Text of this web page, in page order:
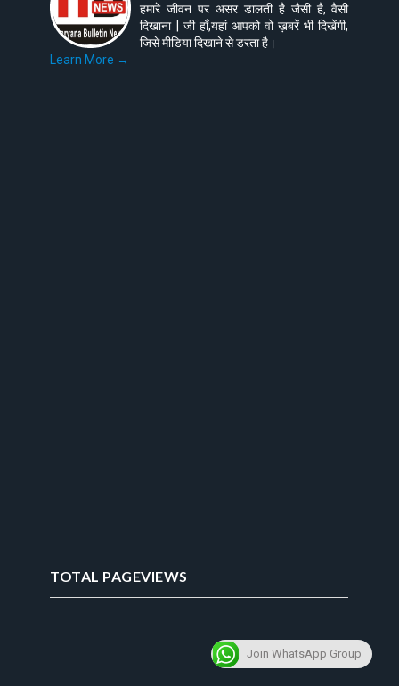
हमारे जीवन पर असर डालती है जैसी है, वैसी
दिखाना | जी हाँ,यहां आपको वो ख़बरें भी दिखेंगी,
जिसे मीडिया दिखाने से डरता है।
Learn More →
TOTAL PAGEVIEWS
Join WhatsApp Group